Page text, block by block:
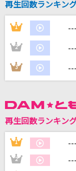
BUMP OF CHICKEN
再生回数ランキン
1
2
3
再生回数ランキン
1
2